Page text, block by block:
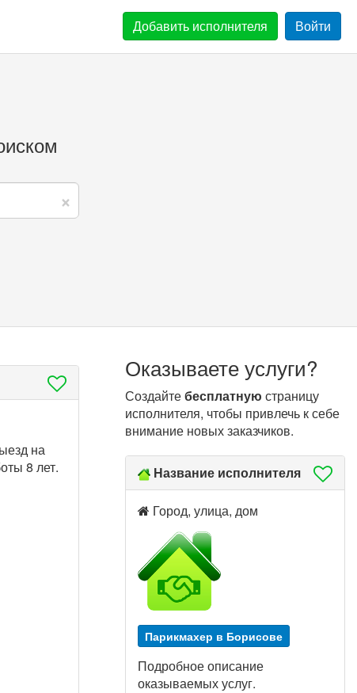
Добавить исполнителя Войти
×
на
8 лет.
Оказываете услуги?
Создайтебесплатную страницу
исполнителя, чтобы привлечь к себе
внимание новых заказчиков.
Название исполнителя
Город, улица, дом
Парикмахер в Борисове
Подробное описание
оказываемых услуг.